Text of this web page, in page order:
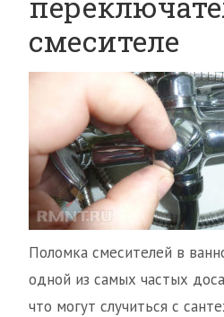
смесителе
Поломка смесителей в
одной из самых частых
что могут случиться с